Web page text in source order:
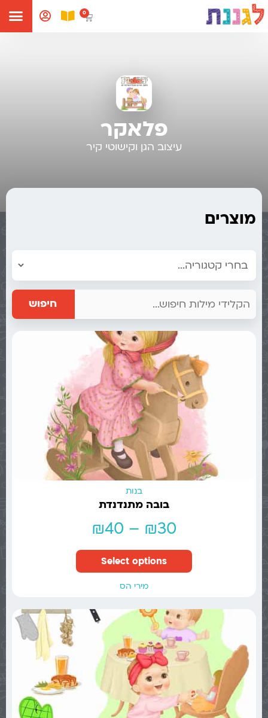
פלאקר
עיצוב הגן וקישוטי קיר
מוצרים
חיפוש
בנות
בובה מתנדנדת
₪30
–
₪40
Select options
מירי הס